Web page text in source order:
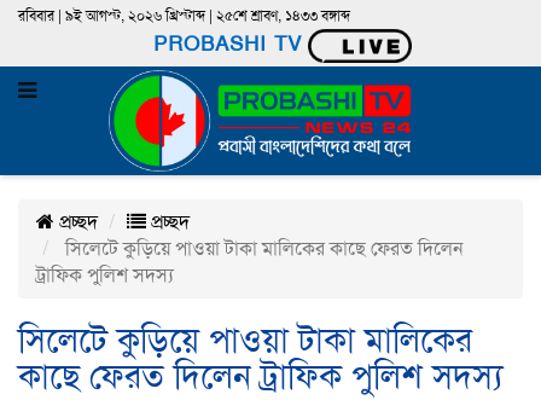
রবিবার | ৯ই আগস্ট, ২০২৬ খ্রিস্টাব্দ | ২৫শে শ্রাবণ, ১৪৩৩ বঙ্গাব্দ
PROBASHI TV
প্রচ্ছদ
প্রচ্ছদ
সিলেটে কুড়িয়ে পাওয়া টাকা মালিকের কাছে ফেরত দিলেন
ট্রাফিক পুলিশ সদস্য
সিলেটে কুড়িয়ে পাওয়া টাকা মালিকের
কাছে ফেরত দিলেন ট্রাফিক পুলিশ সদস্য